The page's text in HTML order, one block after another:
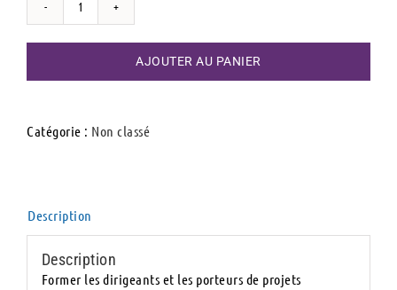
quantité
de
AJOUTER AU PANIER
Catégorie : Non classé
Description
Description
Former les dirigeants et les porteurs de projets